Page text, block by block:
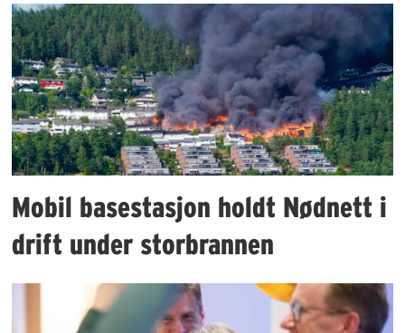
Mobil basestasjon holdt Nødnett i
drift under storbrannen